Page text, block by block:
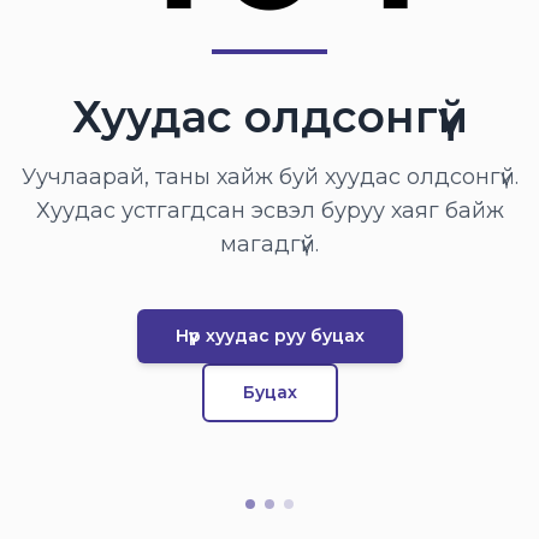
Хуудас олдсонгүй
Уучлаарай, таны хайж буй хуудас олдсонгүй.
Хуудас устгагдсан эсвэл буруу хаяг байж
магадгүй.
Нүүр хуудас руу буцах
Буцах